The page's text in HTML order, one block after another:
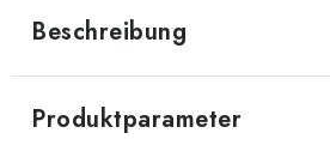
Beschreibung
Produktparameter